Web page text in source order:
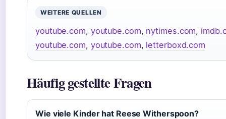
WEITERE QUELLEN
youtube.com, youtube.com, nytimes.com,
youtube.com, youtube.com, letterboxd.com
Häufig gestellte Fragen
Wie viele Kinder hat Reese Witherspoon?